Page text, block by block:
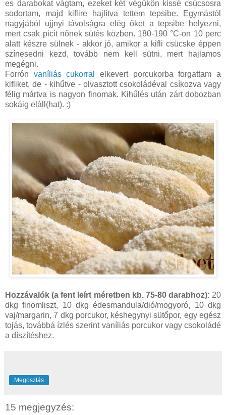
es darabokat vágtam, ezeket két végükön kissé csúcsosra
sodortam, majd kiflire hajlítva tettem tepsibe. Egymástól
nagyjából ujjnyi távolságra elég őket a tepsibe helyezni,
mert csak picit nőnek sütés közben. 180-190 °C-on 10 perc
alatt készre sülnek - akkor jó, amikor a kifli csücske éppen
színesedni kezd, tovább nem kell sütni, mert hajlamos
megégni.
Forrón vaníliás cukorral
elkevert porcukorba forgattam a
kifliket, de - kihűtve - olvasztott csokoládéval csíkozva vagy
félig mártva is nagyon finomak. Kihűlés után zárt dobozban
sokáig eláll(hat). :)
Hozzávalók (a fent leírt méretben kb. 75-80 darabhoz): 20
dkg finomliszt, 10 dkg édesmandula/dió/mogyoró, 10 dkg
vaj/margarin, 7 dkg porcukor, késhegynyi sütőpor, egy egész
tojás, továbbá ízlés szerint vaníliás porcukor vagy csokoládé
a díszítéshez.
Megosztás
15 megjegyzés: